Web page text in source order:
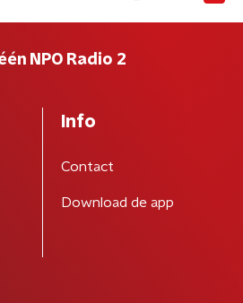
NPO Radio 2
Info
Contact
Download de app